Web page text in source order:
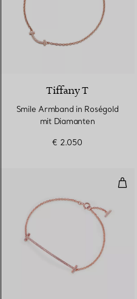
Tiffany T
Smile Armband in Roségold
mit Diamanten
€ 2.050